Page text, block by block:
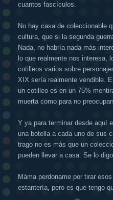
cuantos fascículos.
No hay casa de coleccionable
cultura, que si la segunda
Nada, no habría nada más
lo que realmente nos interesa,
cotilleos varios sobre
XIX sería realmente vendible.
un cotilleo es en un 75%
muerta como para no
Y ya para terminar desde aquí
una botella a cada uno de sus
trago no es más que un
pueden llevar a casa. Se lo
Máma perdoname por tirar
estantería, pero es que tengo